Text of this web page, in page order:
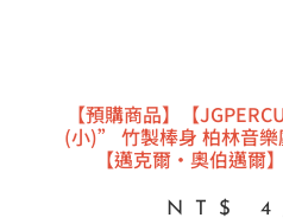
【預購商品】【
(小)” 竹製棒身 柏林音
【邁克爾·奧伯邁爾
NT$